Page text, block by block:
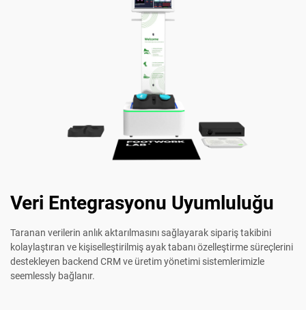
Veri Entegrasyonu Uyumluluğu
Taranan verilerin anlık aktarılmasını sağlayarak sipariş takibini
kolaylaştıran ve kişiselleştirilmiş ayak tabanı özelleştirme süreçlerini
destekleyen backend CRM ve üretim yönetimi sistemlerimizle
seemlessly bağlanır.